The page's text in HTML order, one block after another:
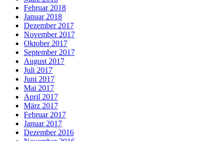
Februar 2018
Januar 2018
Dezember 2017
November 2017
Oktober 2017
September 2017
August 2017
Juli 2017
Juni 2017
Mai 2017
April 2017
März 2017
Februar 2017
Januar 2017
Dezember 2016